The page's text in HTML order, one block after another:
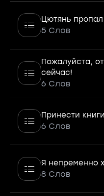
Цютянь пропал
5 Слов
Пожалуйста,
сейчас!
6 Слов
Принести
6 Слов
Я непременно
8 Слов